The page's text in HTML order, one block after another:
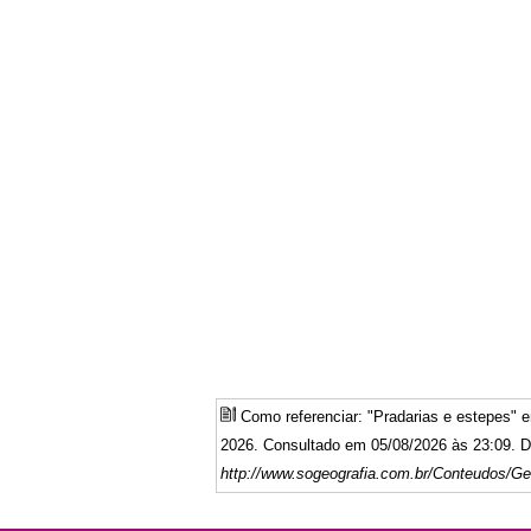
Como referenciar: "Pradarias e estepes"
2026. Consultado em 05/08/2026 às 23:09.
http://www.sogeografia.com.br/Conteudos/